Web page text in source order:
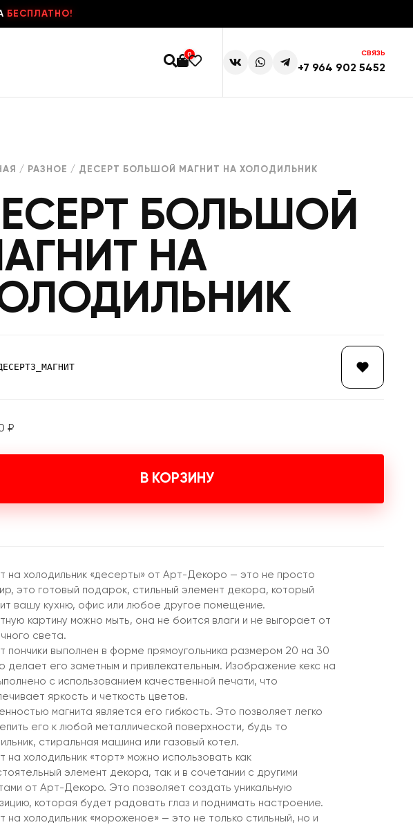
БЕСПЛАТНО!
0 СВЯЗЬ
+7 964 902 5452
/ РАЗНОЕ / ДЕСЕРТ БОЛЬШОЙ МАГНИТ НА ХОЛОДИЛЬНИК
БОЛЬШОЙ
НА
₽
В КОРЗИНУ
на холодильник «десерты» от Арт-Декоро — это не просто
это готовый подарок, стильный элемент декора, который
вашу кухню, офис или любое другое помещение.
картину можно мыть, она не боится влаги и не выгорает от
света.
пончики выполнен в форме прямоугольника размером 20 на 30
делает его заметным и привлекательным. Изображение кекс на
с использованием качественной печати, что
яркость и четкость цветов.
магнита является его гибкость. Это позволяет легко
его к любой металлической поверхности, будь то
стиральная машина или газовый котел.
на холодильник «торт» можно использовать как
элемент декора, так и в сочетании с другими
от Арт-Декоро. Это позволяет создать уникальную
которая будет радовать глаз и поднимать настроение.
на холодильник «мороженое» — это не только стильный, но и